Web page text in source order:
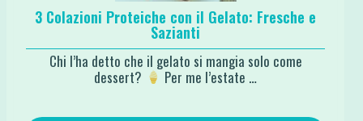
3 Colazioni Proteiche con il Gelato: Fresche e
Sazianti
Chi l’ha detto che il gelato si mangia solo come
dessert?
Per me l’estate …